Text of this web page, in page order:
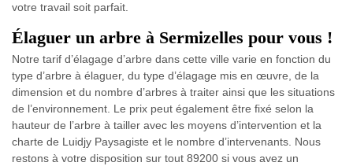
votre travail soit parfait.
Élaguer un arbre à Sermizelles pour vous !
Notre tarif d’élagage d’arbre dans cette ville varie en fonction du
type d’arbre à élaguer, du type d’élagage mis en œuvre, de la
dimension et du nombre d’arbres à traiter ainsi que les situations
de l’environnement. Le prix peut également être fixé selon la
hauteur de l’arbre à tailler avec les moyens d’intervention et la
charte de Luidjy Paysagiste et le nombre d’intervenants. Nous
restons à votre disposition sur tout 89200 si vous avez un